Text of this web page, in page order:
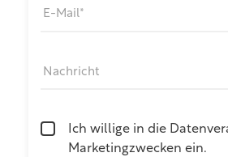
E-Mail
Nachricht
Ich willige in die
Marketingzwecken ein.